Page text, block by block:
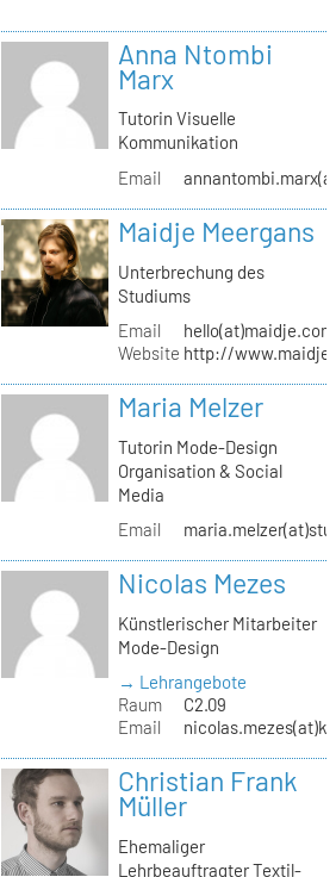
Anna Ntombi
Marx
Tutorin Visuelle
Kommunikation
Email
Maidje Meergans
Unterbrechung des
Studiums
Email
hello(at)maidje.com
Website http://
Maria Melzer
Tutorin Mode-Design
Organisation & Social
Media
Email
Nicolas Mezes
Künstlerischer Mitarbeiter
Mode-Design
→ Lehrangebote
Raum
C2.09
Email
Christian Frank
Müller
Ehemaliger
Lehrbeauftragter Textil-